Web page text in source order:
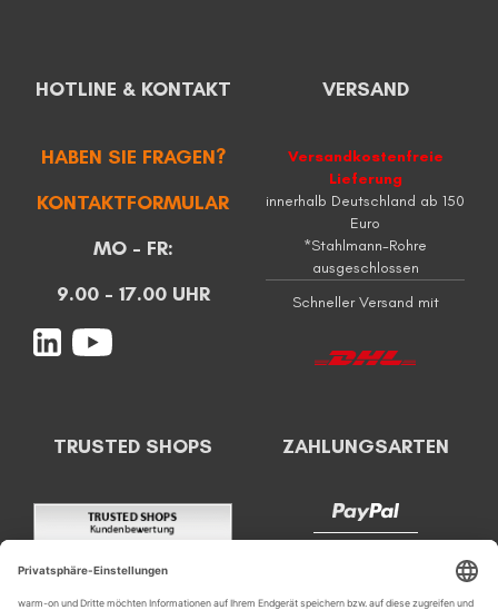
HOTLINE & KONTAKT
HABEN SIE FRAGEN?
KONTAKTFORMULAR
MO - FR:
9.00 - 17.00 UHR
VERSAND
Versandkostenfreie
Lieferung
innerhalb Deutschland ab 150
Euro
*Stahlmann-Rohre
ausgeschlossen
Schneller Versand mit
TRUSTED SHOPS ZAHLUNGSARTEN